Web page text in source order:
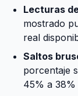
Lecturas
mostrado
real
Saltos
porcentaje
45% a